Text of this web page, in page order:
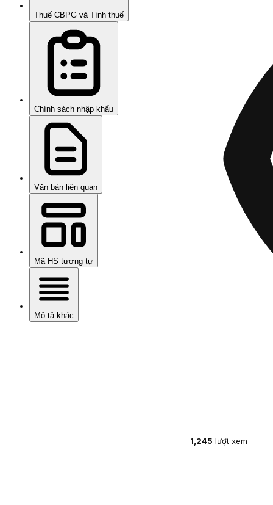
Thuế CBPG và Tính thuế
Chính sách nhập khẩu
Văn bản liên quan
Mã HS tương tự
Mô tả khác
1,245 lượt xem